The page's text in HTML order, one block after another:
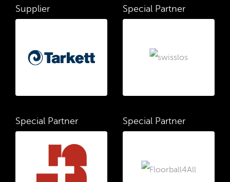
Supplier Special Partner
Special Partner Special Partner